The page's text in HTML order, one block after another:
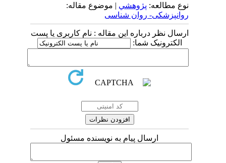
نوع مطالعه:پژوهشي| موضوع مقاله:
روانپزشکی- روان شناسی
ارسال نظر درباره این مقاله : نام کاربری یا پست
الکترونیک شما:
ارسال پیام به نویسنده مسئول